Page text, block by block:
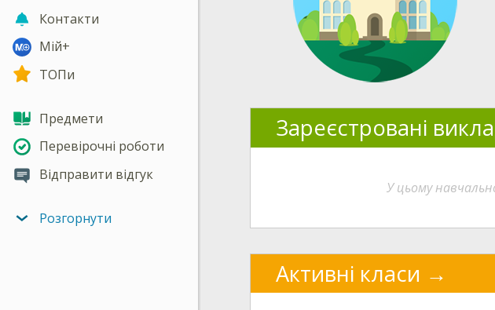
Контакти
Мій+
ТОПи
Предмети
Перевірочні роботи
Відправити відгук
Розгорнути
Зареєстровані
У цьому
Активні класи